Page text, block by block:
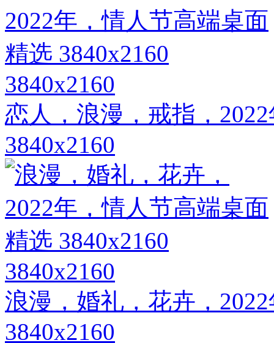
3840x2160
恋人，浪漫，戒指，
3840x2160
3840x2160
浪漫，婚礼，花卉，
3840x2160